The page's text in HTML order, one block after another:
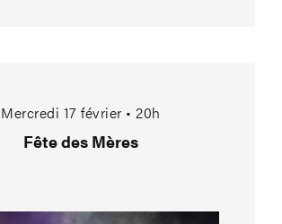
Mercredi 17 février • 20h
Fête des Mères